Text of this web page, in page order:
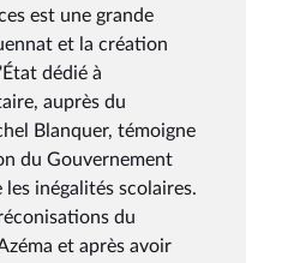
est une grande
et la création
dédié à
auprès du
Blanquer, témoigne
du Gouvernement
inégalités scolaires.
du
et après avoir